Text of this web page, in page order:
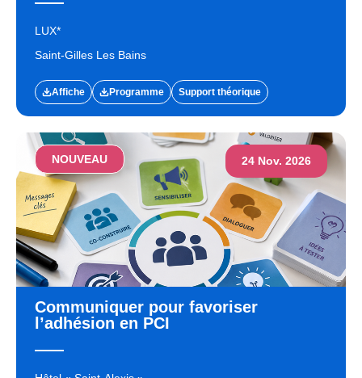
LUX*
Saint-Gilles Les Bains
Affiche Programme Support théorique
NOUVEAU 24 Nov. 2026
Communiquer pour favoriser
l’adhésion en PCI